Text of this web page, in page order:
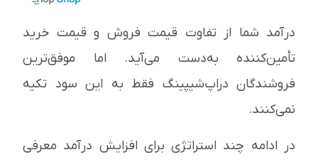
درآمد شما از تفاوت قیمت فروش و قیمت خرید
تأمین‌کننده به‌دست می‌آید. اما موفق‌ترین
فروشندگان دراپ‌شیپینگ فقط به این سود تکیه
نمی‌کنند.
در ادامه چند استراتژی برای افزایش درآمد معرفی